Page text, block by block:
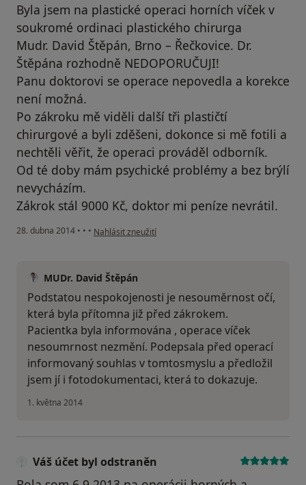
Byla jsem na plastické operaci horních víček v
soukromé ordinaci plastického chirurga
Mudr. David Štěpán, Brno – Řečkovice. Dr.
Štěpána rozhodně NEDOPORUČUJI!
Panu doktorovi se operace nepovedla a korekce
není možná.
Po zákroku mě viděli další tři plastičtí
chirurgové a byli zděšeni, dokonce si mě fotili a
nechtěli věřit, že operaci prováděl odborník.
Od té doby mám psychické problémy a bez brýlí
nevycházím.
Zákrok stál 9000 Kč, doktor mi peníze nevrátil.
28. dubna 2014 • • • podle názoru uživatele Váš účet byl odstraněn
Nahlásit zneužití
MUDr. David Štěpán
Podstatou nespokojenosti je nesouměrnost očí,
která byla přítomna již před zákrokem.
Pacientka byla informována , operace víček
nesoumrnost nezmění. Podepsala před operací
informovaný souhlas v tomtosmyslu a předložil
jsem jí i fotodokumentaci, která to dokazuje.
1. května 2014
Váš účet byl odstraněn